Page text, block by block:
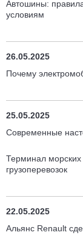
Автошины:
условиям
26.05.2025
Почему
25.05.2025
Современные
Терминал
грузоперевозок
22.05.2025
Альянс Renault